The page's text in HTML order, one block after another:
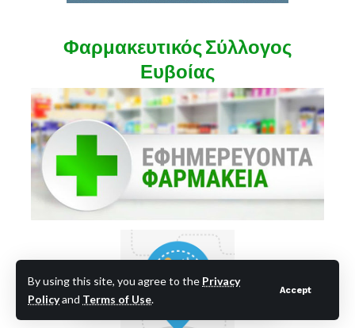
By using this site, you agree to the Privacy
Policyand Terms of Use.
Accept
Φαρμακευτικός Σύλλογος
Ευβοίας